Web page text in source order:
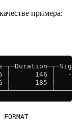
примера:
5 │      146 │   -1 │
6 │      185 │    1 │